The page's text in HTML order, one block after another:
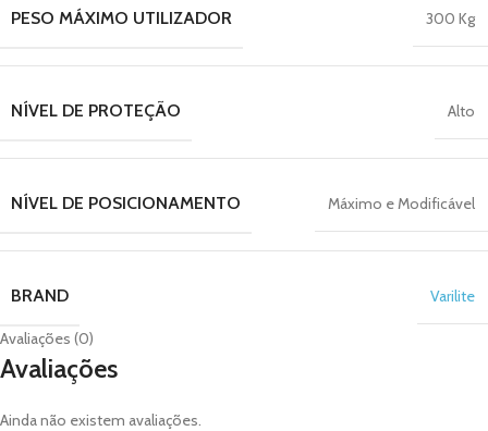
PESO MÁXIMO UTILIZADOR 300 Kg
NÍVEL DE PROTEÇÃO Alto
NÍVEL DE POSICIONAMENTO Máximo e Modificável
BRAND Varilite
Avaliações (0)
Avaliações
Ainda não existem avaliações.